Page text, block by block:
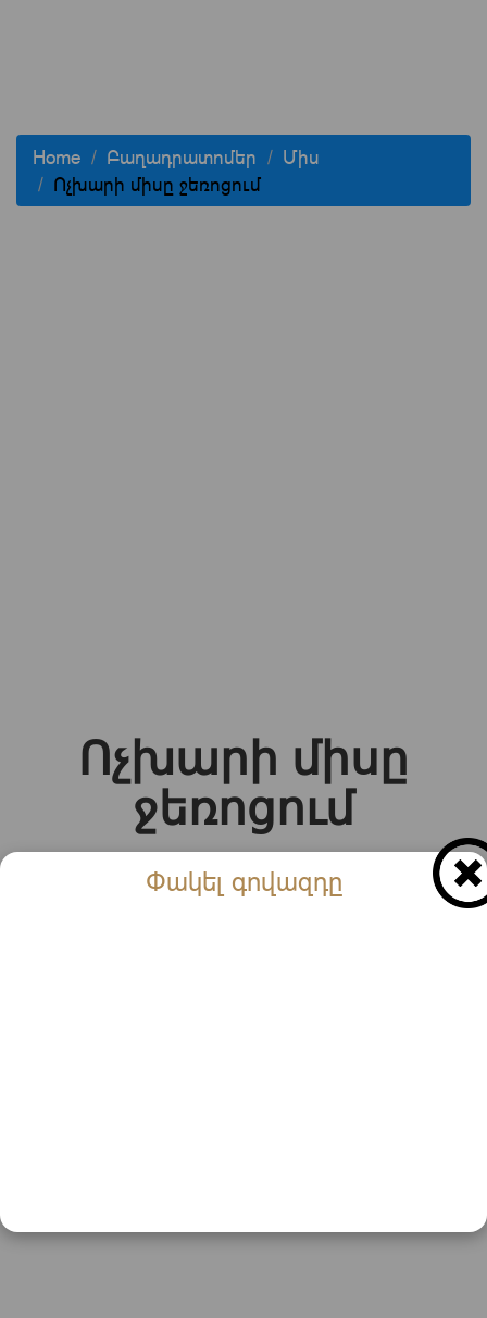
Home Բաղադրատոմեր
Միս
Ոչխարի միսը ջեռոցում
Ոչխարի միսը
ջեռոցում
Փակել գովազդը